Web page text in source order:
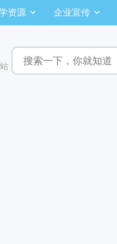
资源 企业宣传